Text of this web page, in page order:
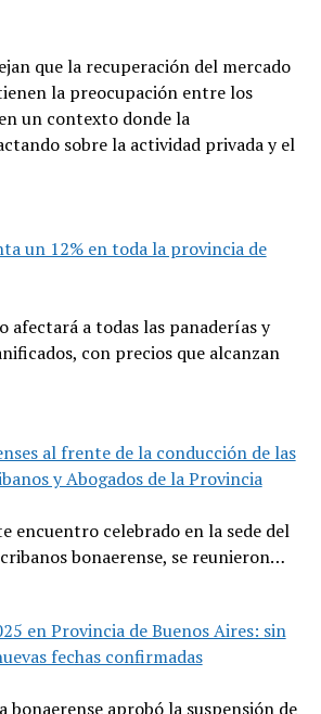
que la recuperación del mercado
la preocupación entre los
un contexto donde la
sobre la actividad privada y el
un 12% en toda la provincia de
afectará a todas las panaderías y
con precios que alcanzan
al frente de la conducción de las
y Abogados de la Provincia
encuentro celebrado en la sede del
bonaerense, se reunieron…
en Provincia de Buenos Aires: sin
fechas confirmadas
bonaerense aprobó la suspensión de